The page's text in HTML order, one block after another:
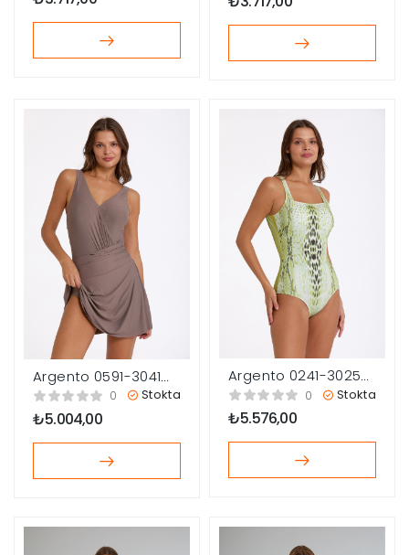
Argento 0591-3041
Kadın Elbiseli Mayo
0 Stokta
₺5.004,00
Argento 0241-3025
Kadın Kare Yaka
Mayo
0 Stokta
₺5.576,00